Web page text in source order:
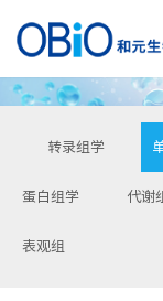
转录组学
蛋白组学 代谢
表观组